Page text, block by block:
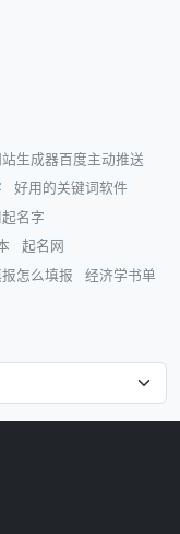
生成器百度主动推送
好用的关键词软件
名字
起名网
怎么填报
经济学书单